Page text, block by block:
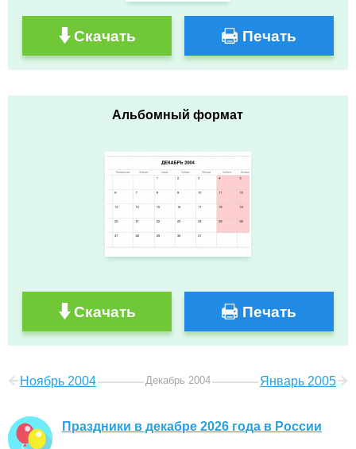
Скачать Печать
Альбомный формат
Скачать Печать
Ноябрь 2004 Декабрь 2004 Январь 2005
Праздники в декабре 2026 года в России